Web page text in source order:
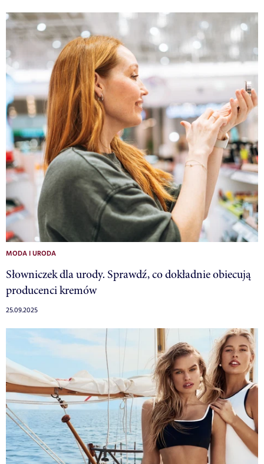
MODA I URODA
Słowniczek dla urody. Sprawdź, co dokładnie obiecują
producenci kremów
25.09.2025